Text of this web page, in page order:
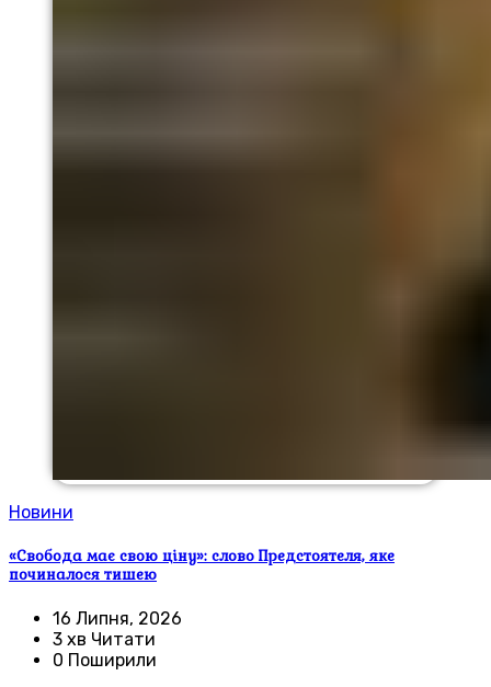
Новини
«Свобода має свою ціну»: слово Предстоятеля, яке
починалося тишею
16 Липня, 2026
3 хв Читати
0 Поширили